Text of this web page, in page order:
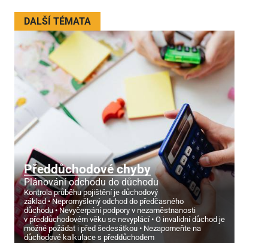
DALŠÍ TÉMATA
Předdůchodové chyby
Plánování odchodu do důchodu
Kontrola průběhu pojištění je důchodový
základ
Nepromyšlený odchod do předčasného
důchodu
Nevyčerpání podpory v nezaměstnanosti
v předdůchodovém věku se nevyplácí
O invalidní důchod je
možné požádat i před šedesátkou
Nezapomeňte na
důchodové kalkulace s předdůchodem